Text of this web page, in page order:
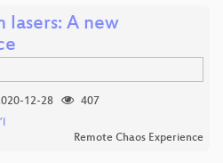
A new
12-28
407
Remote Chaos Experience